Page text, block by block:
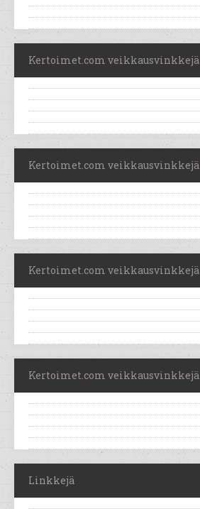
Kertoimet.com veikkausvinkkejä
Kertoimet.com veikkausvinkkejä
Kertoimet.com veikkausvinkkejä
Kertoimet.com veikkausvinkkejä
Linkkejä